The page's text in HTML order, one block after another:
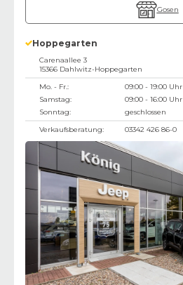
Gosen
Hoppegarten
Carenaallee 3
15366 Dahlwitz-Hoppegarten
Mo. - Fr.:
09:00 - 19:00 Uhr
Samstag:
09:00 - 16:00 Uhr
Sonntag:
geschlossen
Verkaufsberatung:
03342 426 86-0